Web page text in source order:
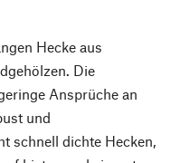
Hecke aus
Die
Ansprüche an
und
schnell dichte Hecken,